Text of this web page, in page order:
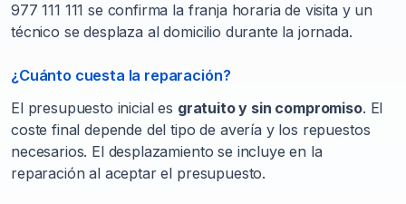
977 111 111 se confirma la franja horaria de visita y un
técnico se desplaza al domicilio durante la jornada.
¿Cuánto cuesta la reparación?
El presupuesto inicial es gratuito y sin compromiso. El
coste final depende del tipo de avería y los repuestos
necesarios. El desplazamiento se incluye en la
reparación al aceptar el presupuesto.